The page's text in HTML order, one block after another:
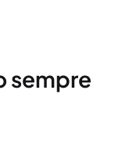
sempre